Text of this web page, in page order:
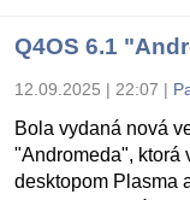
Q4OS 6.1
12.09.2025 | 22:07 |
Bola vydaná nová
"Andromeda", ktorá
desktopom Plasma